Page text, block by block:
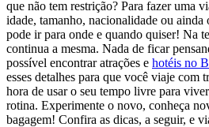
que não tem restrição? Para fazer uma
idade, tamanho, nacionalidade ou
pode ir para onde e quando quiser! Na
continua a mesma. Nada de ficar
possível encontrar atrações e hotéis no
esses detalhes para que você viaje com
hora de usar o seu tempo livre para
rotina. Experimente o novo, conheça
bagagem! Confira as dicas, a seguir, e